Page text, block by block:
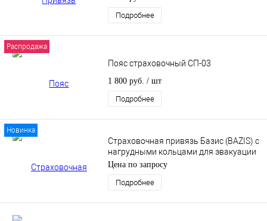
Подробнее
Распродажа
Пояс страховочный СП-03
1 800 руб. / шт
Подробнее
Новинка
Страховочная привязь Базис (BAZIS) с
нагрудными кольцами для эвакуации
HS-30
Цена по запросу
Подробнее